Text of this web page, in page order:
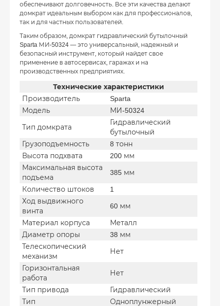
обеспечивают долговечность. Все эти качества делают
домкрат идеальным выбором как для профессионалов,
так и для частных пользователей.
Таким образом, домкрат гидравлический бутылочный
Sparta МИ-50324 — это универсальный, надежный и
безопасный инструмент, который найдет свое
применение в автосервисах, гаражах и на
производственных предприятиях.
Технические характеристики
Производитель
Sparta
Модель
МИ-50324
Тип домкрата
Гидравлический
бутылочный
Грузоподъемность
8 тонн
Высота подхвата
200 мм
Максимальная высота
подъема
385 мм
Количество штоков
1
Ход выдвижного
винта
60 мм
Материал корпуса
Металл
Диаметр опоры
38 мм
Телескопический
механизм
Нет
Горизонтальная
работа
Нет
Тип привода
Гидравлический
Тип
Одноплунжерный